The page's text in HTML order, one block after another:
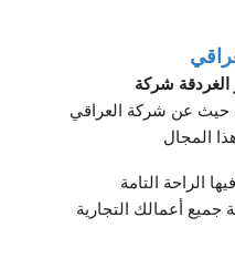
الغردقة شركة
حيث عن شركة العراقي
المجال
الراحة التامة
جميع أعمالك التجارية